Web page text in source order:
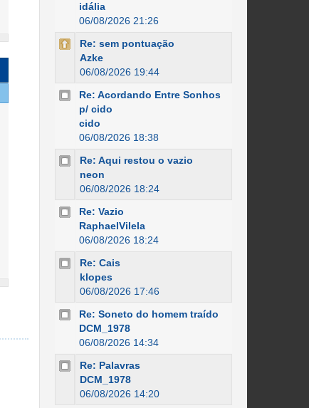
idália
06/08/2026 21:26
Re: sem pontuação
Azke
06/08/2026 19:44
Re: Acordando Entre Sonhos
p/ cido
cido
06/08/2026 18:38
Re: Aqui restou o vazio
neon
06/08/2026 18:24
Re: Vazio
RaphaelVilela
06/08/2026 18:24
Re: Cais
klopes
06/08/2026 17:46
Re: Soneto do homem traído
DCM_1978
06/08/2026 14:34
Re: Palavras
DCM_1978
06/08/2026 14:20